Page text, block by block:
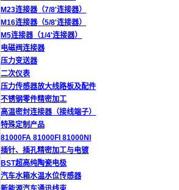
M23连接器（7/8'连接器）
M16连接器（5/8'连接器）
M5连接器（1/4'连接器）
电磁阀连接器
压力变送器
二次仪表
压力传感器放大线路板及配件
不锈钢零件精密加工
高温密封连接器（接线端子）
特殊定制产品
81000FA 81000FI 81000NI
插针、插孔精密加工与电镀
BST超高纯陶瓷电极
汽车水箱水温水位传感器